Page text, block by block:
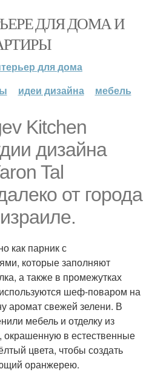
ДЛЯ ДОМА И
для дома
идеи дизайна мебель
Kitchen
дизайна
Tal
от города
как парник с
которые заполняют
а также в промежутках
шеф-поваром на
аромат свежей зелени. В
мебель и отделку из
окрашенную в естественные
цвета, чтобы создать
оранжерею.